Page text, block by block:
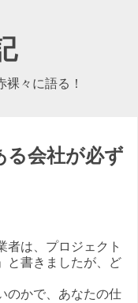
々に語る！
る会社が必ず
者は、プロジェクト
と書きましたが、ど
のかで、あなたの仕